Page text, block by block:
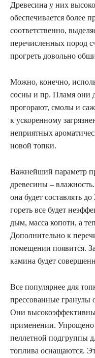
Древесина у них
обеспечивается более
соответственно,
перечисленных пород
прогреть довольно
Можно, конечно,
сосны и пр. Пламя они
прогорают, смолы и
к ускоренному
неприятных
новой топки.
Важнейший параметр
древесины –
она будет составлять
гореть все будет
дым, масса копоти, а
Дополнительно к
помещении появится.
камина будет
Все популярнее для
прессованные гранулы
Они
применении.
пеллетной подгруппы
топлива оснащаются.